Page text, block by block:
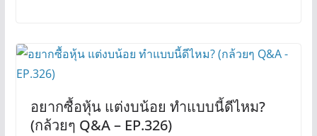
อยากซื้อหุ้น แต่งบน้อย ทำแบบนี้ดีไหม?
(กล้วยๆ Q&A – EP.326)